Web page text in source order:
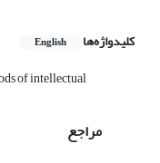
کلیدواژه‌ها English
of intellectual
مراجع